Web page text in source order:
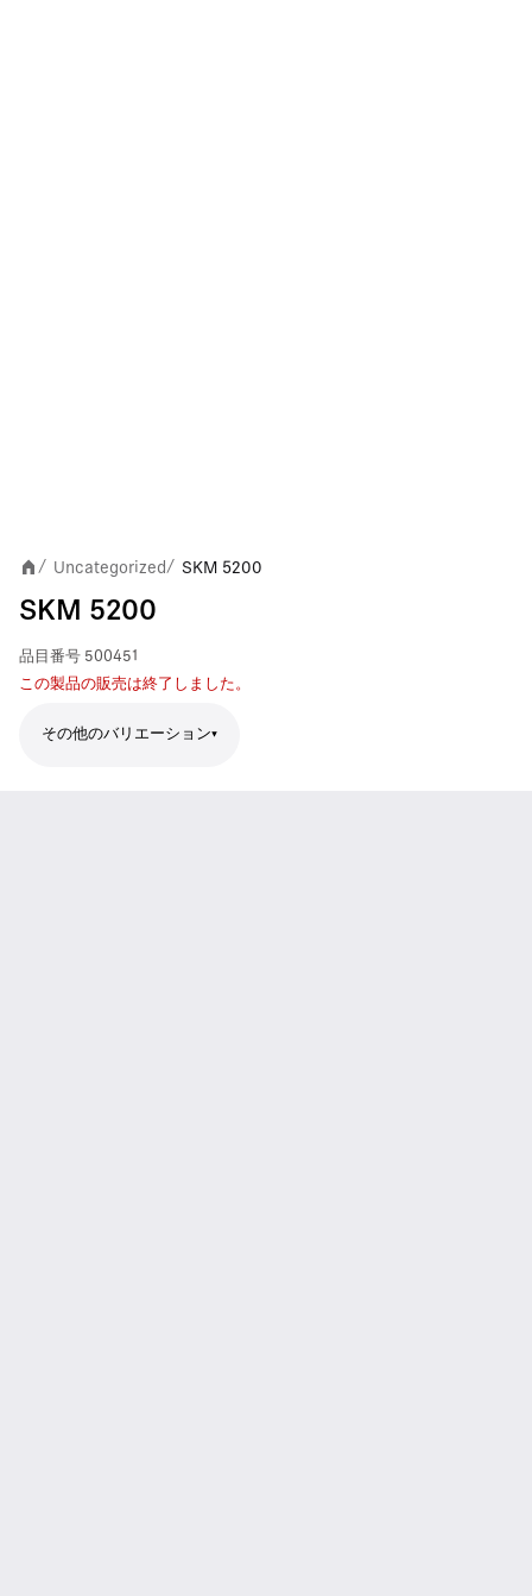
/ Uncategorized/ SKM 5200
SKM 5200
品目番号 500451
この製品の販売は終了しました。
その他のバリエーション